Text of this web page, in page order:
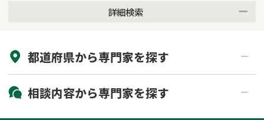
詳細検索
初回相談無料
土日祝の相談可能
都道府県から専門家を探す
北海道・東北
相談内容から専門家を探す